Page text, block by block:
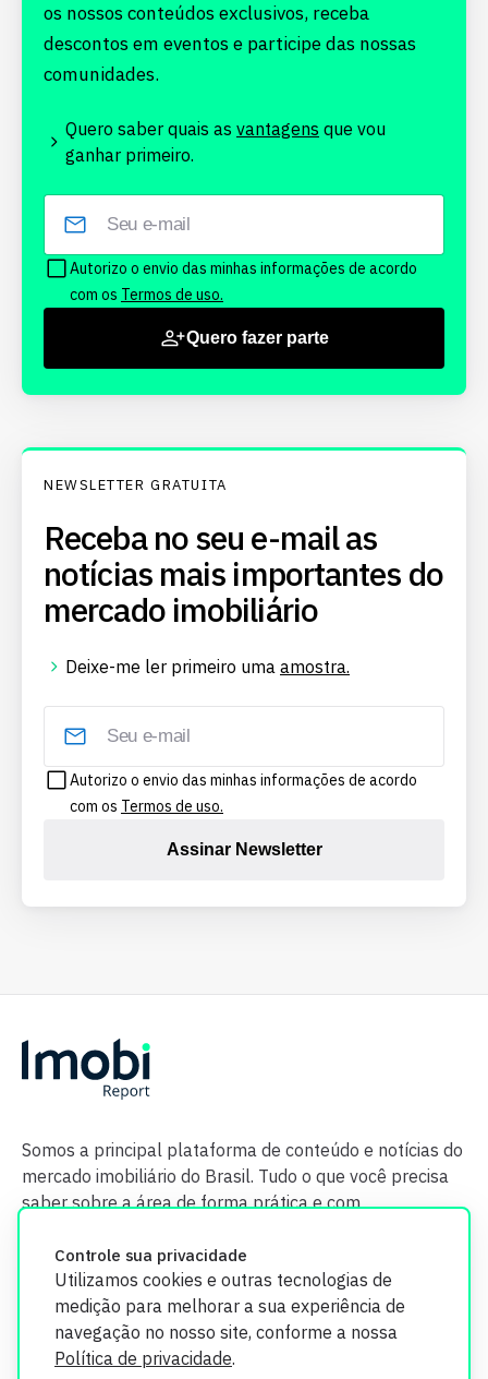
Controle sua privacidade
Utilizamos cookies e outras tecnologias de
medição para melhorar a sua experiência de
navegação no nosso site, conforme a nossa
Política de privacidade.
os nossos conteúdos exclusivos, receba
descontos em eventos e participe das nossas
comunidades.
Quero saber quais as vantagens que vou
ganhar primeiro.
Autorizo o envio das minhas informações de acordo
com os Termos de uso.
Quero fazer parte
NEWSLETTER GRATUITA
Receba no seu e-mail as
notícias mais importantes do
mercado imobiliário
Deixe-me ler primeiro uma amostra.
Autorizo o envio das minhas informações de acordo
com os Termos de uso.
Assinar Newsletter
Somos a principal plataforma de conteúdo e notícias do
mercado imobiliário do Brasil. Tudo o que você precisa
saber sobre a área de forma prática e com